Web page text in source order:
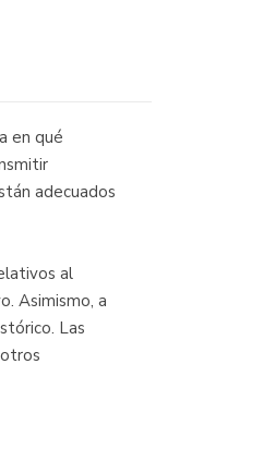
en qué
adecuados
al
Asimismo, a
Las